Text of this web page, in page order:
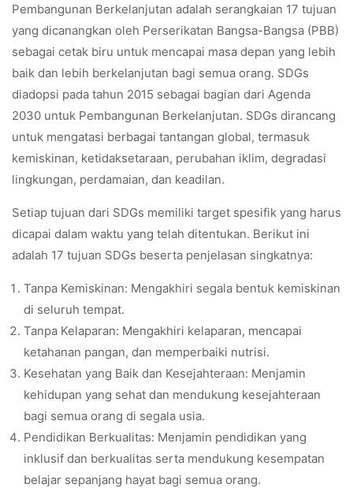
Pembangunan Berkelanjutan adalah serangkaian 17 tujuan
yang dicanangkan oleh Perserikatan Bangsa-Bangsa (PBB)
sebagai cetak biru untuk mencapai masa depan yang lebih
baik dan lebih berkelanjutan bagi semua orang. SDGs
diadopsi pada tahun 2015 sebagai bagian dari Agenda
2030 untuk Pembangunan Berkelanjutan. SDGs dirancang
untuk mengatasi berbagai tantangan global, termasuk
kemiskinan, ketidaksetaraan, perubahan iklim, degradasi
lingkungan, perdamaian, dan keadilan.
Setiap tujuan dari SDGs memiliki target spesifik yang harus
dicapai dalam waktu yang telah ditentukan. Berikut ini
adalah 17 tujuan SDGs beserta penjelasan singkatnya:
Tanpa Kemiskinan: Mengakhiri segala bentuk kemiskinan
di seluruh tempat.
Tanpa Kelaparan: Mengakhiri kelaparan, mencapai
ketahanan pangan, dan memperbaiki nutrisi.
Kesehatan yang Baik dan Kesejahteraan: Menjamin
kehidupan yang sehat dan mendukung kesejahteraan
bagi semua orang di segala usia.
Pendidikan Berkualitas: Menjamin pendidikan yang
inklusif dan berkualitas serta mendukung kesempatan
belajar sepanjang hayat bagi semua orang.